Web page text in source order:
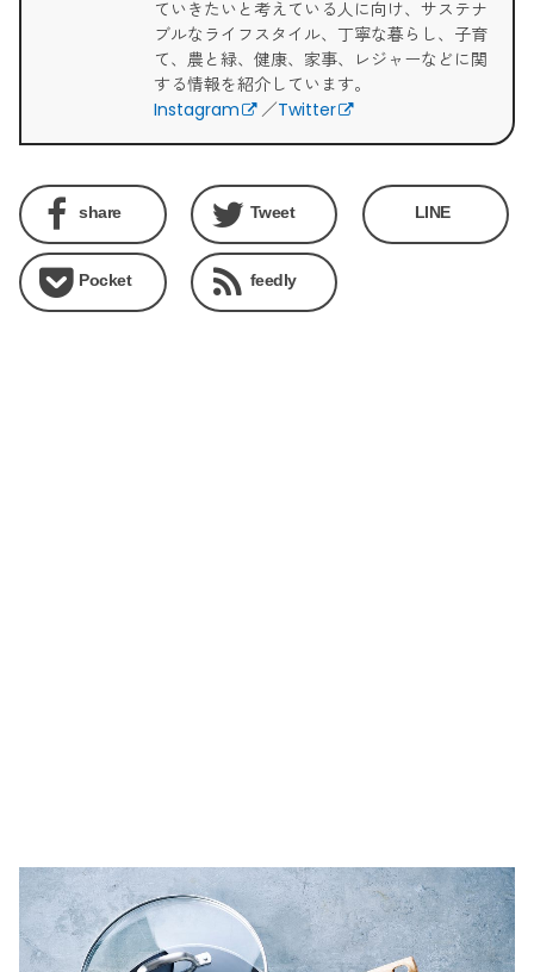
ていきたいと考えている人に向け、サステナ
ブルなライフスタイル、丁寧な暮らし、子育
て、農と緑、健康、家事、レジャーなどに関
する情報を紹介しています。
Instagram
／Twitter
share Tweet LINE
Pocket feedly